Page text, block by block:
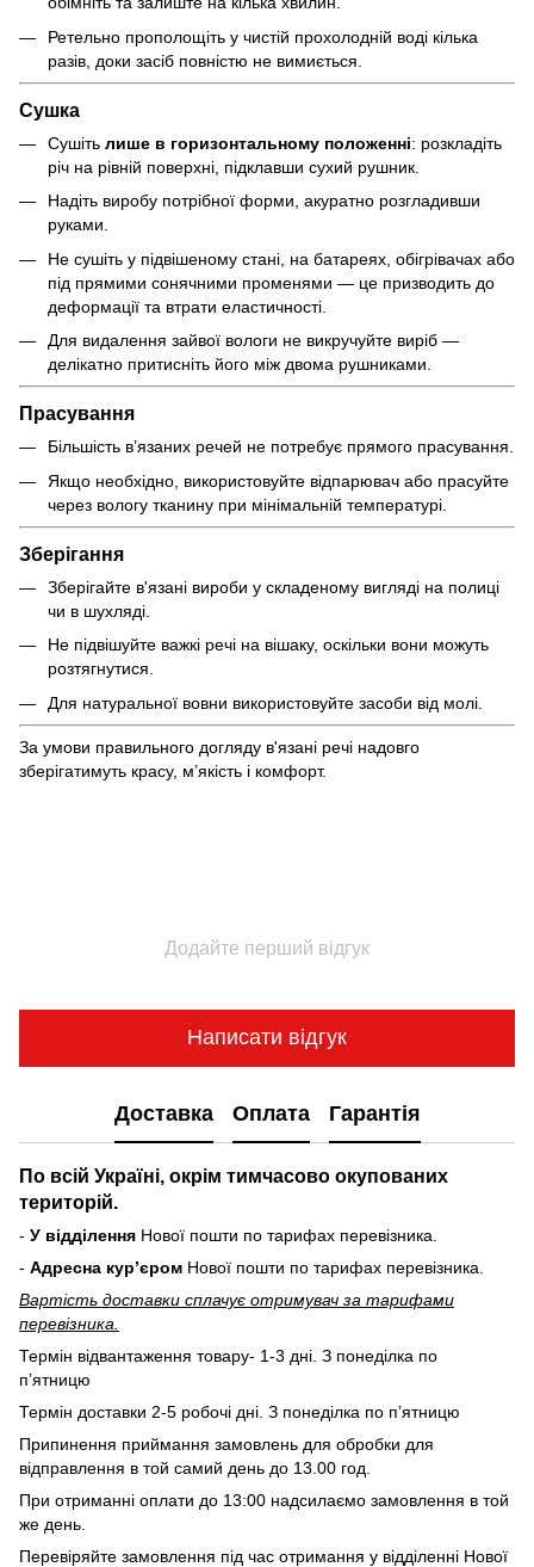
Ретельно прополощіть у чистій прохолодній воді кілька
разів, доки засіб повністю не вимиється.
Сушка
Сушіть лише в горизонтальному положенні: розкладіть
річ на рівній поверхні, підклавши сухий рушник.
Надіть виробу потрібної форми, акуратно розгладивши
руками.
Не сушіть у підвішеному стані, на батареях, обігрівачах або
під прямими сонячними променями — це призводить до
деформації та втрати еластичності.
Для видалення зайвої вологи не викручуйте виріб —
делікатно притисніть його між двома рушниками.
Прасування
Більшість в’язаних речей не потребує прямого прасування.
Якщо необхідно, використовуйте відпарювач або прасуйте
через вологу тканину при мінімальній температурі.
Зберігання
Зберігайте в'язані вироби у складеному вигляді на полиці
чи в шухляді.
Не підвішуйте важкі речі на вішаку, оскільки вони можуть
розтягнутися.
Для натуральної вовни використовуйте засоби від молі.
За умови правильного догляду в'язані речі надовго
зберігатимуть красу, м’якість і комфорт.
Додайте перший відгук
Написати відгук
Доставка Оплата Гарантія
По всій Україні, окрім тимчасово окупованих
територій.
- У відділення Нової пошти по тарифах перевізника.
- Адресна курʼєром Нової пошти по тарифах перевізника.
Вартість доставки cплачує отримувач за тарифами
перевізника.
Термін відвантаження товару- 1-3 дні. З понеділка по
пʼятницю
Термін доставки 2-5 робочі дні. З понеділка по пʼятницю
Припинення приймання замовлень для обробки для
відправлення в той самий день до 13.00 год.
При отриманні оплати до 13:00 надсилаємо замовлення в той
же день.
Перевіряйте замовлення під час отримання у відділенні Нової